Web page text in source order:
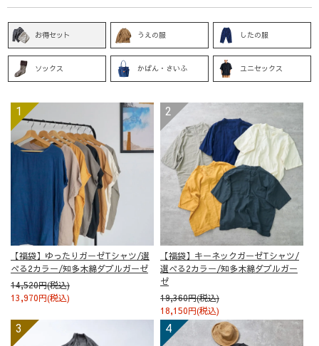
お得セット うえの服 したの服
ソックス かばん・さいふ ユニセックス
【福袋】ゆったりガーゼTシャツ/選
べる2カラー/知多木綿ダブルガーゼ
14,520円(税込)
13,970円(税込)
【福袋】キーネックガーゼTシャツ/
選べる2カラー/知多木綿ダブルガー
ゼ
19,360円(税込)
18,150円(税込)